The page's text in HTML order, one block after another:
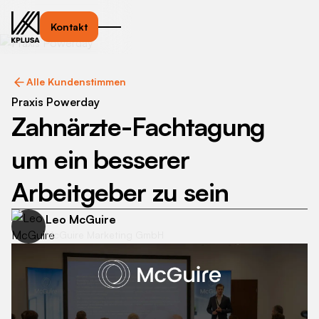
Kontakt
Alle Kundenstimmen
Praxis Powerday
Zahnärzte-Fachtagung
um ein besserer
Arbeitgeber zu sein
Leo McGuire
McGuire Marketing GmbH